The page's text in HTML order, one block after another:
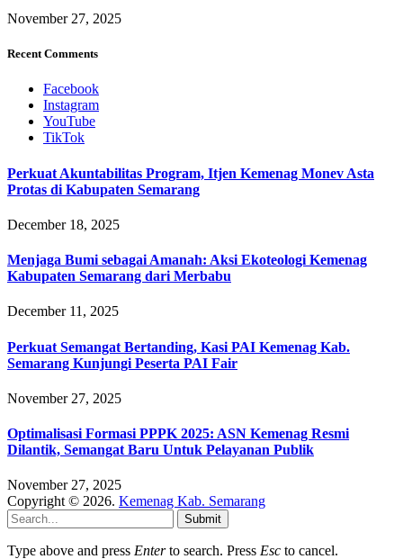
November 27, 2025
Recent Comments
Facebook
Instagram
YouTube
TikTok
Perkuat Akuntabilitas Program, Itjen Kemenag Monev Asta
Protas di Kabupaten Semarang
December 18, 2025
Menjaga Bumi sebagai Amanah: Aksi Ekoteologi Kemenag
Kabupaten Semarang dari Merbabu
December 11, 2025
Perkuat Semangat Bertanding, Kasi PAI Kemenag Kab.
Semarang Kunjungi Peserta PAI Fair
November 27, 2025
Optimalisasi Formasi PPPK 2025: ASN Kemenag Resmi
Dilantik, Semangat Baru Untuk Pelayanan Publik
November 27, 2025
Copyright © 2026. Kemenag Kab. Semarang
Submit
Type above and press Enterto search. Press Esc to cancel.